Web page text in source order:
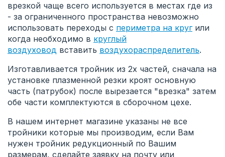
врезкой чаще всего используется в местах где из
- за ограниченного пространства невозможно
использовать переходы с периметра на кругили
когда необходимо в круглый
воздуховод вставить воздухораспределитель.
Изготавливается тройник из 2х частей, сначала на
установке плазменной резки кроят основную
часть (патрубок) после вырезается "врезка" затем
обе части комплектуются в сборочном цехе.
В нашем интернет магазине указаны не все
тройники которые мы производим, если Вам
нужен тройник редукционный по Вашим
размерам, сделайте заявку на почту или